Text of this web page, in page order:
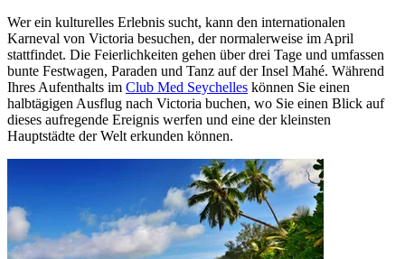
Wer ein kulturelles Erlebnis sucht, kann den internationalen
Karneval von Victoria besuchen, der normalerweise im April
stattfindet. Die Feierlichkeiten gehen über drei Tage und umfassen
bunte Festwagen, Paraden und Tanz auf der Insel Mahé. Während
Ihres Aufenthalts im Club Med Seychelles können Sie einen
halbtägigen Ausflug nach Victoria buchen, wo Sie einen Blick auf
dieses aufregende Ereignis werfen und eine der kleinsten
Hauptstädte der Welt erkunden können.